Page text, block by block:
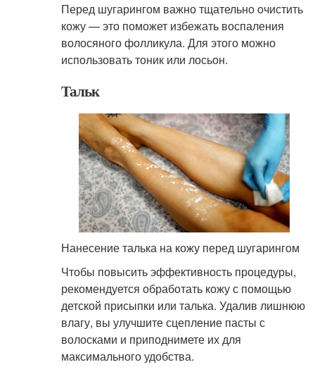
Перед шугарингом важно тщательно очистить
кожу — это поможет избежать воспаления
волосяного фолликула. Для этого можно
использовать тоник или лосьон.
Тальк
Нанесение талька на кожу перед шугарингом
Чтобы повысить эффективность процедуры,
рекомендуется обработать кожу с помощью
детской присыпки или талька. Удалив лишнюю
влагу, вы улучшите сцепление пасты с
волосками и приподнимете их для
максимального удобства.